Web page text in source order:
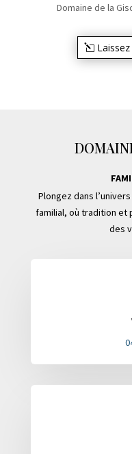
Domaine de la
Plongez dans
familial, où tradition et
des